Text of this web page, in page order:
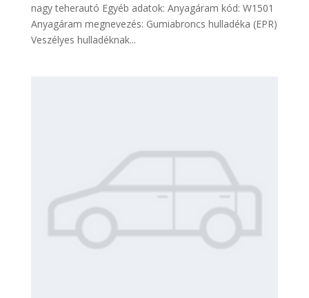
nagy teherautó Egyéb adatok: Anyagáram kód: W1501
Anyagáram megnevezés: Gumiabroncs hulladéka (EPR)
Veszélyes hulladéknak...